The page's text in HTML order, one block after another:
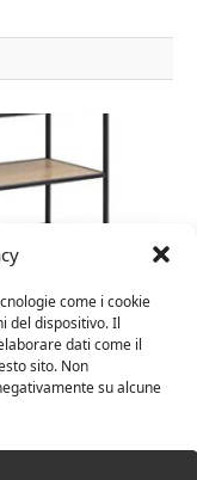
come i cookie
del dispositivo. Il
dati come il
sito. Non
su alcune
x 114 x 78 cm